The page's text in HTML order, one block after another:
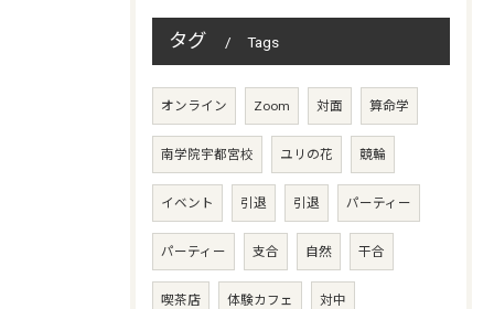
タグ Tags
オンライン Zoom 対面 算命学
南学院宇都宮校 ユリの花 競輪
イベント 引退 引退 パーティー
パーティー 支合 自然 干合
喫茶店 体験カフェ 対中